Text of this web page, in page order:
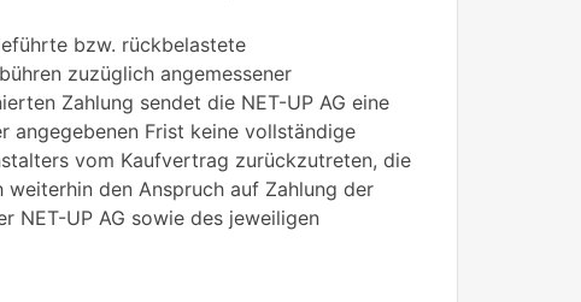
bzw. rückbelastete
zuzüglich angemessener
Zahlung sendet die NET-UP AG eine
angegebenen Frist keine vollständige
vom Kaufvertrag zurückzutreten, die
den Anspruch auf Zahlung der
NET-UP AG sowie des jeweiligen